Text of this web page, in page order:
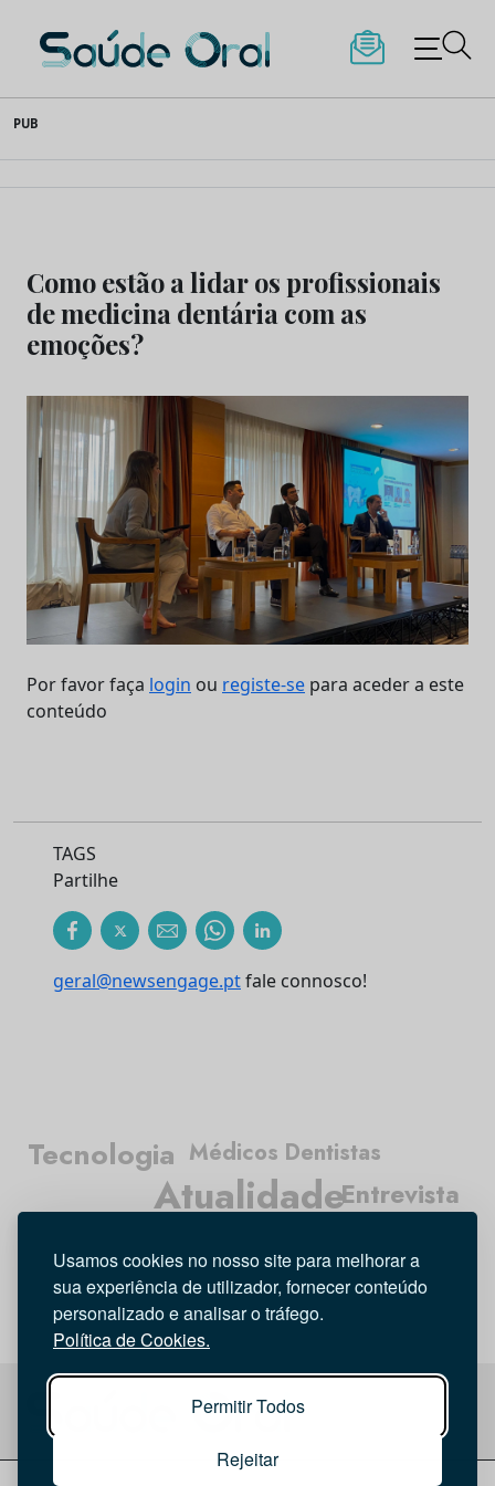
Usamos cookies no nosso site para melhorar a
sua experiência de utilizador, fornecer conteúdo
personalizado e analisar o tráfego.
Política de Cookies.
Permitir Todos
Rejeitar
to
content
Saúde Oral
PUB
Como estão a lidar os profissionais
de medicina dentária com as
emoções?
Por favor faça login ou registe-se para aceder a este
conteúdo
TAGS
Partilhe
geral@newsengage.ptfale connosco!
Atualidade
Médicos Dentistas
Entrevista
Opinião
Tecnologia
Investigação